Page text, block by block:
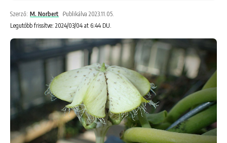
Legutóbb frissítve: 2024/03/04 at 6:44 DU.
Szerző: M. Norbert Publikálva 2023.11.05.